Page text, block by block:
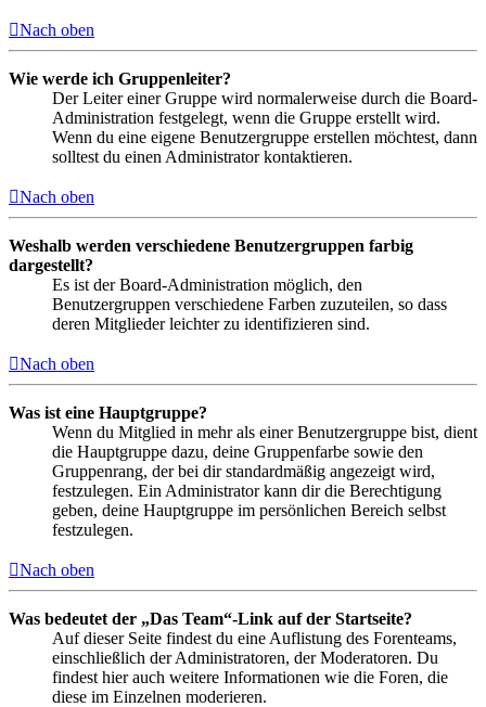
Nach oben
Wie werde ich Gruppenleiter?
Der Leiter einer Gruppe wird normalerweise durch die Board-
Administration festgelegt, wenn die Gruppe erstellt wird.
Wenn du eine eigene Benutzergruppe erstellen möchtest, dann
solltest du einen Administrator kontaktieren.
Nach oben
Weshalb werden verschiedene Benutzergruppen farbig
dargestellt?
Es ist der Board-Administration möglich, den
Benutzergruppen verschiedene Farben zuzuteilen, so dass
deren Mitglieder leichter zu identifizieren sind.
Nach oben
Was ist eine Hauptgruppe?
Wenn du Mitglied in mehr als einer Benutzergruppe bist, dient
die Hauptgruppe dazu, deine Gruppenfarbe sowie den
Gruppenrang, der bei dir standardmäßig angezeigt wird,
festzulegen. Ein Administrator kann dir die Berechtigung
geben, deine Hauptgruppe im persönlichen Bereich selbst
festzulegen.
Nach oben
Was bedeutet der „Das Team“-Link auf der Startseite?
Auf dieser Seite findest du eine Auflistung des Forenteams,
einschließlich der Administratoren, der Moderatoren. Du
findest hier auch weitere Informationen wie die Foren, die
diese im Einzelnen moderieren.